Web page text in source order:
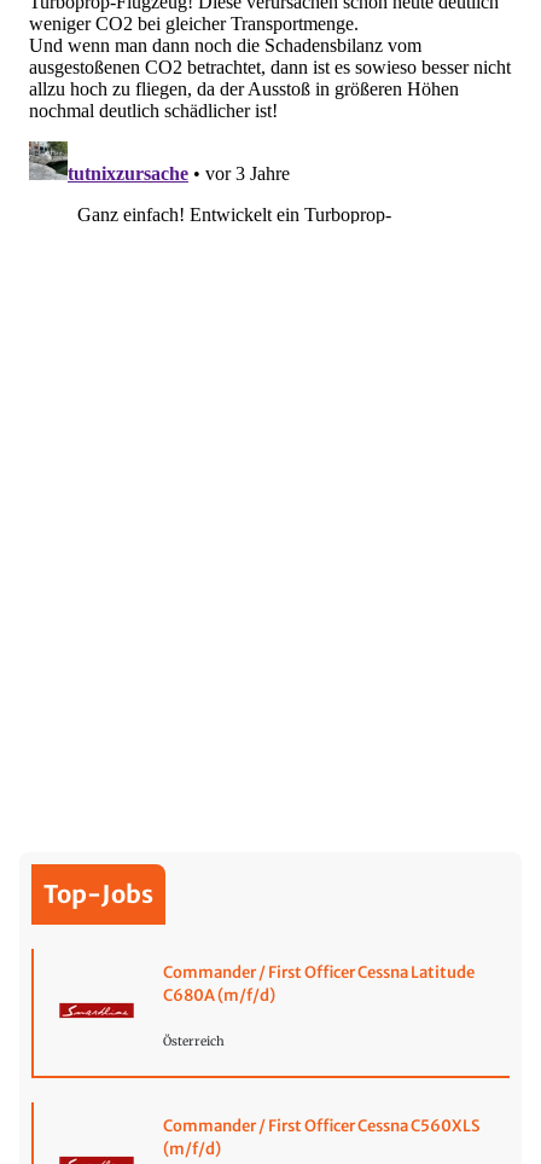
Top-Jobs
Commander / First Officer Cessna Latitude
C680A (m/f/d)
Österreich
Commander / First Officer Cessna C560XLS
(m/f/d)